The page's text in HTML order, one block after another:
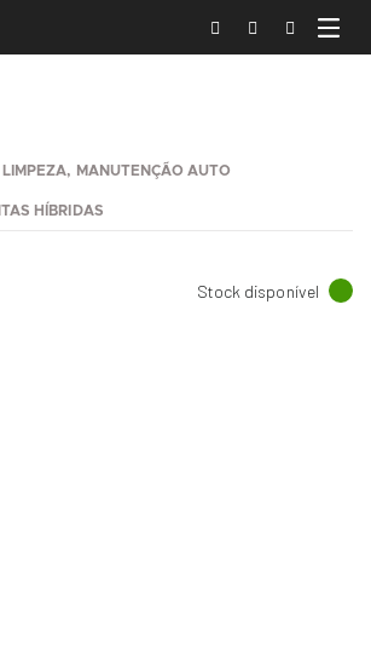
LIMPEZA, MANUTENÇÃO AUTO
HÍBRIDAS
Stock disponível